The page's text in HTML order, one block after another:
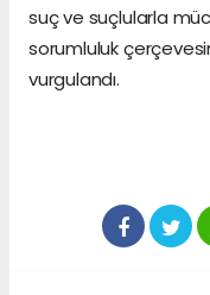
suç ve suçlularla
sorumluluk
vurgulandı.